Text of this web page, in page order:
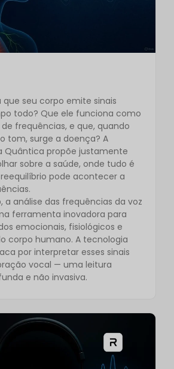
que seu corpo emite sinais
todo? Que ele funciona como
frequências, e que, quando
tom, surge a doença? A
Quântica propõe justamente
sobre a saúde, onde tudo é
pode acontecer a
a análise das frequências da voz
ferramenta inovadora para
emocionais, fisiológicos e
corpo humano. A tecnologia
por interpretar esses sinais
vocal — uma leitura
e não invasiva.